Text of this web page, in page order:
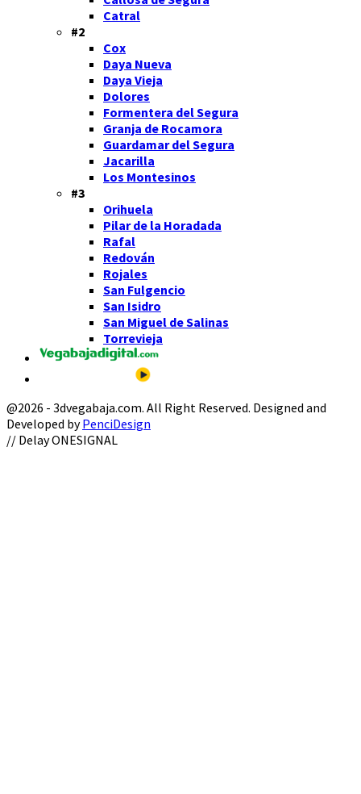
Catral
#2
Cox
Daya Nueva
Daya Vieja
Dolores
Formentera del Segura
Granja de Rocamora
Guardamar del Segura
Jacarilla
Los Montesinos
#3
Orihuela
Pilar de la Horadada
Rafal
Redován
Rojales
San Fulgencio
San Isidro
San Miguel de Salinas
Torrevieja
@2026 - 3dvegabaja.com. All Right Reserved. Designed and
Developed byPenciDesign
Facebook
Twitter
Instagram
Youtube
Email
// Delay ONESIGNAL